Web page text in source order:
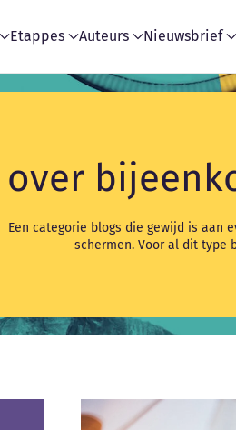
Etappes Auteurs Nieuwsbrief
over
Een categorie blogs die gewijd is aan
schermen. Voor al dit type